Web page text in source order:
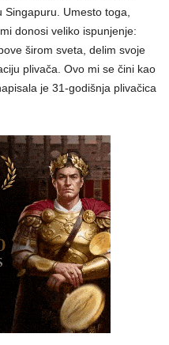
Umesto toga,
donosi veliko ispunjenje:
širom sveta, delim svoje
plivača. Ovo mi se čini kao
je 31-godišnja plivačica